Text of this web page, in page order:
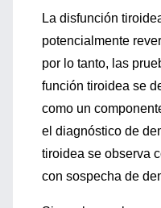
La disfunción
potencialmente
por lo tanto, las
función tiroidea se
como un
el diagnóstico de
tiroidea se observa
con sospecha de